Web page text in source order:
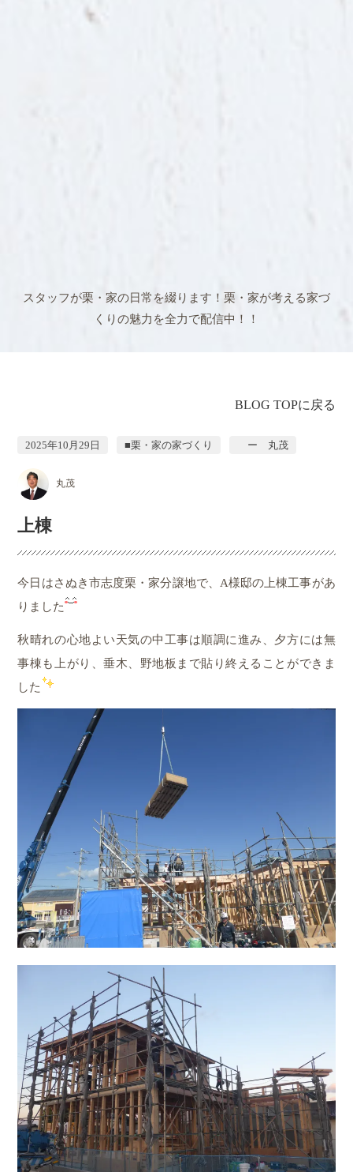
スタッフが栗・家の日常を綴ります！ 栗・家が考える家づ
くりの魅力を全力で配信中！！
BLOG TOPに戻る
2025年10月29日 ■栗・家の家づくり ー 丸茂
丸茂
上棟
今日はさぬき市志度栗・家分譲地で、A様邸の上棟工事があ
りました
秋晴れの心地よい天気の中工事は順調に進み、夕方には無
事棟も上がり、垂木、野地板まで貼り終えることができま
した